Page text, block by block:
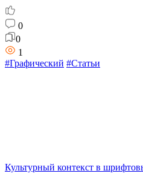
0
0
1
#Графический #Статьи
Культурный контекст в